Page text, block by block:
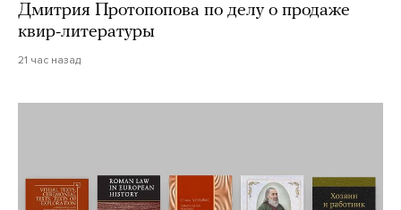
Дмитрия Протопопова по делу о продаже
квир-литературы
21 час назад